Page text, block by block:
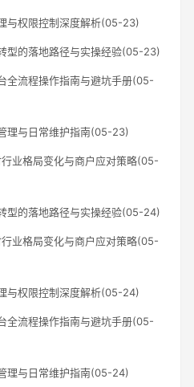
与权限控制深度解析(05-23)
型的落地路径与实操经验(05-23)
全流程操作指南与避坑手册(05-
理与日常维护指南(05-23)
业格局变化与商户应对策略(05-
型的落地路径与实操经验(05-24)
业格局变化与商户应对策略(05-
与权限控制深度解析(05-24)
全流程操作指南与避坑手册(05-
理与日常维护指南(05-24)